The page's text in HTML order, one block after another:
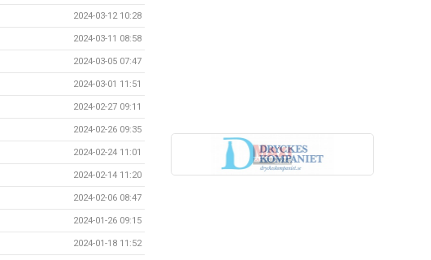
2024-03-12 10:28
2024-03-11 08:58
2024-03-05 07:47
2024-03-01 11:51
2024-02-27 09:11
2024-02-26 09:35
2024-02-24 11:01
2024-02-14 11:20
2024-02-06 08:47
2024-01-26 09:15
2024-01-18 11:52